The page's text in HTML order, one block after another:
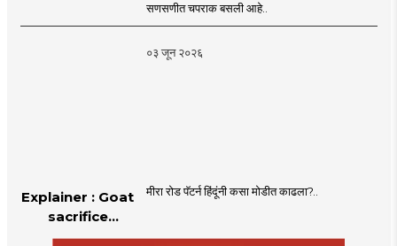
सणसणीत चपराक बसली आहे..
०३ जून २०२६
Explainer : Goat
sacrifice
controversy in
मीरा रोड पॅटर्न हिंदूंनी कसा मोडीत काढला?..